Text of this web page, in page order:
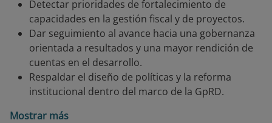
Detectar prioridades de fortalecimiento de
capacidades en la gestión fiscal y de proyectos.
Dar seguimiento al avance hacia una gobernanza
orientada a resultados y una mayor rendición de
cuentas en el desarrollo.
Respaldar el diseño de políticas y la reforma
institucional dentro del marco de la GpRD.
Mostrar más